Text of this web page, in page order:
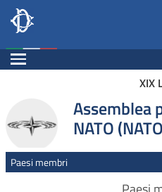
Internazionale, Camera
Salta al contenuto principale
Salta al menu di navigazione
Espandi
XIX
Assemblea
NATO
Paesi membri
Navigazione pagine di
Fine pagina
Salta al contenuto principale
Salta al menu di navigazione
Vai a inizio pagina